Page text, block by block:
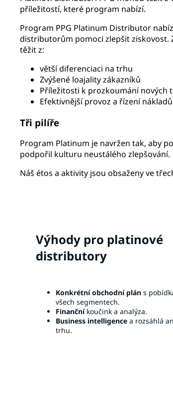
příležitostí, které program nabízí.
Program PPG Platinum Distributor
distributorům pomoci zlepšit ziskovost.
těžit z:
větší diferenciaci na trhu
Zvýšené loajality zákazníků
Příležitosti k prozkoumání nových
Efektivnější provoz a řízení nákladů
Tři pilíře
Program Platinum je navržen tak, aby
podpořil kulturu neustálého zlepšování.
Náš étos a aktivity jsou obsaženy ve
Výhody pro platinové
distributory
Konkrétní obchodní plán s
všech segmentech.
Finanční koučink a analýza.
Business intelligence a rozsáhlá
trhu.